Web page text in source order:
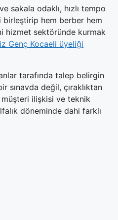
sakala odaklı, hızlı tempo
hem berber hem
hizmet sektöründe kurmak
Genç Kocaeli üyeliği
tarafında talep belirgin
sınavda değil, çıraklıktan
müşteri ilişkisi ve teknik
döneminde dahi farklı